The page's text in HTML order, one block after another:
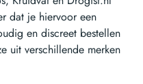
dat je hiervoor een
en discreet bestellen
uit verschillende merken